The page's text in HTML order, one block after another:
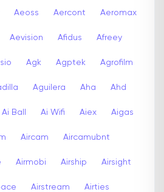
Aeoss Aercont Aeromax
Aevision Afidus Afreey
Agk Agptek Agrofilm
Aguilera Aha Ahd
Ai Ball Ai Wifi Aiex Aigas
Aircam Aircamubnt
Airmobi Airship Airsight
Airstream Airties